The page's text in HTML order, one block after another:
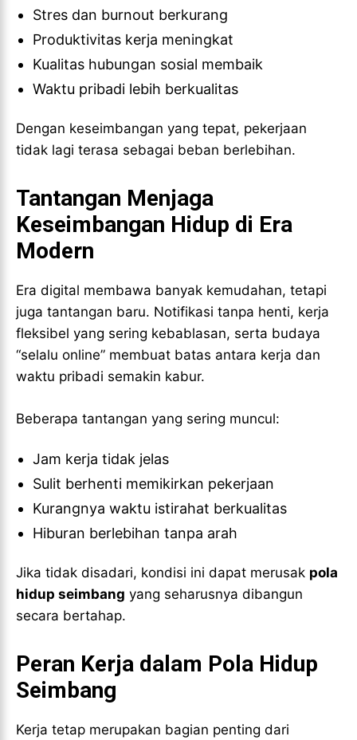
Stres dan burnout berkurang
Produktivitas kerja meningkat
Kualitas hubungan sosial membaik
Waktu pribadi lebih berkualitas
Dengan keseimbangan yang tepat, pekerjaan
tidak lagi terasa sebagai beban berlebihan.
Tantangan Menjaga
Keseimbangan Hidup di Era
Modern
Era digital membawa banyak kemudahan, tetapi
juga tantangan baru. Notifikasi tanpa henti, kerja
fleksibel yang sering kebablasan, serta budaya
“selalu online” membuat batas antara kerja dan
waktu pribadi semakin kabur.
Beberapa tantangan yang sering muncul:
Jam kerja tidak jelas
Sulit berhenti memikirkan pekerjaan
Kurangnya waktu istirahat berkualitas
Hiburan berlebihan tanpa arah
Jika tidak disadari, kondisi ini dapat merusak pola
hidup seimbang yang seharusnya dibangun
secara bertahap.
Peran Kerja dalam Pola Hidup
Seimbang
Kerja tetap merupakan bagian penting dari